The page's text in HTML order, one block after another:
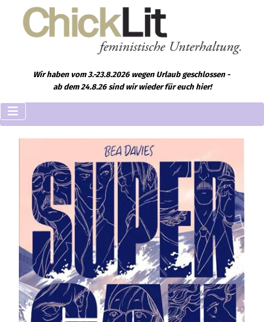
Wir haben vom 3.-23.8.2026 wegen Urlaub geschlossen -
ab dem 24.8.26 sind wir wieder für euch hier!